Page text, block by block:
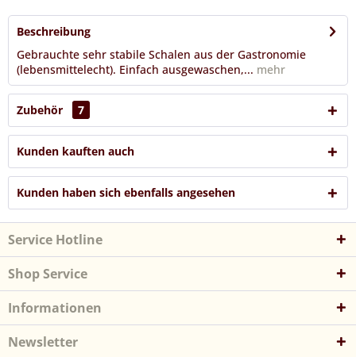
Beschreibung
Gebrauchte sehr stabile Schalen aus der Gastronomie
(lebensmittelecht). Einfach ausgewaschen,... mehr
Zubehör 7
Kunden kauften auch
Kunden haben sich ebenfalls angesehen
Service Hotline
Shop Service
Informationen
Newsletter